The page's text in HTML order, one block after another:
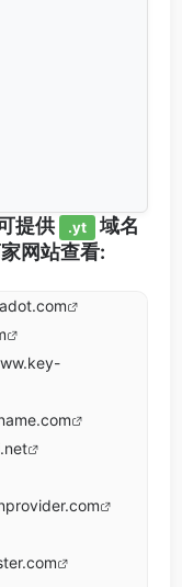
提供 .yt
域名
网站查看: